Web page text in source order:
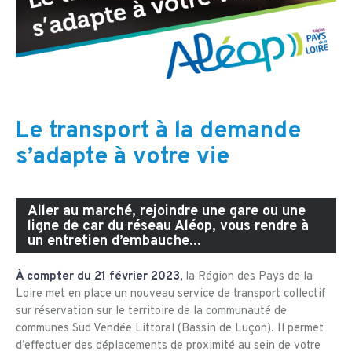
Le transport à la demande
s’adapte à votre vie
Aller au marché, rejoindre une gare ou une
ligne de car du réseau Aléop, vous rendre à
un entretien d’embauche...
À compter du 21 février 2023, la Région des Pays de la
Loire met en place un nouveau service de transport collectif
sur réservation sur le territoire de la communauté de
communes Sud Vendée Littoral (Bassin de Luçon). Il permet
d’effectuer des déplacements de proximité au sein de votre